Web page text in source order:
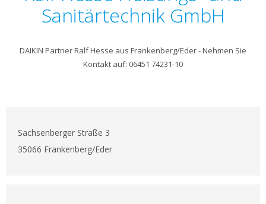
Sanitärtechnik GmbH
DAIKIN Partner Ralf Hesse aus Frankenberg/Eder - Nehmen Sie
Kontakt auf: 06451 74231-10
Sachsenberger Straße 3
35066 Frankenberg/Eder